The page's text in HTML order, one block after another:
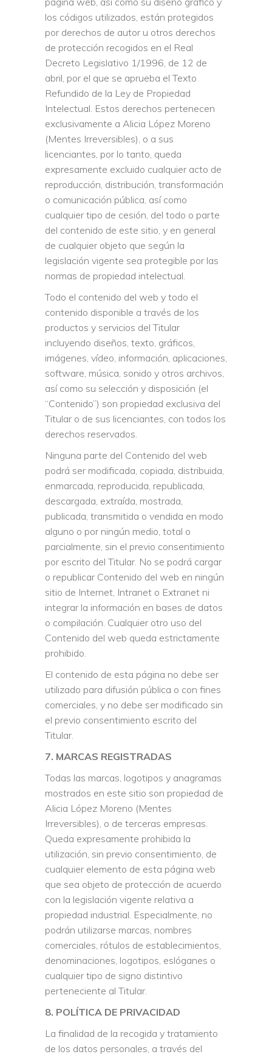
los códigos utilizados, están protegidos
por derechos de autor u otros derechos
de protección recogidos en el Real
Decreto Legislativo 1/1996, de 12 de
abril, por el que se aprueba el Texto
Refundido de la Ley de Propiedad
Intelectual. Estos derechos pertenecen
exclusivamente a Alicia López Moreno
(Mentes Irreversibles), o a sus
licenciantes, por lo tanto, queda
expresamente excluido cualquier acto de
reproducción, distribución, transformación
o comunicación pública, así como
cualquier tipo de cesión, del todo o parte
del contenido de este sitio, y en general
de cualquier objeto que según la
legislación vigente sea protegible por las
normas de propiedad intelectual.
Todo el contenido del web y todo el
contenido disponible a través de los
productos y servicios del Titular
incluyendo diseños, texto, gráficos,
imágenes, vídeo, información, aplicaciones,
software, música, sonido y otros archivos,
así como su selección y disposición (el
“Contenido”) son propiedad exclusiva del
Titular o de sus licenciantes, con todos los
derechos reservados.
Ninguna parte del Contenido del web
podrá ser modificada, copiada, distribuida,
enmarcada, reproducida, republicada,
descargada, extraída, mostrada,
publicada, transmitida o vendida en modo
alguno o por ningún medio, total o
parcialmente, sin el previo consentimiento
por escrito del Titular. No se podrá cargar
o republicar Contenido del web en ningún
sitio de Internet, Intranet o Extranet ni
integrar la información en bases de datos
o compilación. Cualquier otro uso del
Contenido del web queda estrictamente
prohibido.
El contenido de esta página no debe ser
utilizado para difusión pública o con fines
comerciales, y no debe ser modificado sin
el previo consentimiento escrito del
Titular.
7. MARCAS REGISTRADAS
Todas las marcas, logotipos y anagramas
mostrados en este sitio son propiedad de
Alicia López Moreno (Mentes
Irreversibles), o de terceras empresas.
Queda expresamente prohibida la
utilización, sin previo consentimiento, de
cualquier elemento de esta página web
que sea objeto de protección de acuerdo
con la legislación vigente relativa a
propiedad industrial. Especialmente, no
podrán utilizarse marcas, nombres
comerciales, rótulos de establecimientos,
denominaciones, logotipos, eslóganes o
cualquier tipo de signo distintivo
perteneciente al Titular.
8. POLÍTICA DE PRIVACIDAD
La finalidad de la recogida y tratamiento
de los datos personales, a través del